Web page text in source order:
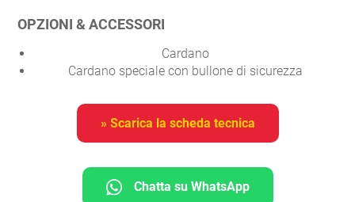
OPZIONI & ACCESSORI
Cardano
Cardano speciale con bullone di sicurezza
» Scarica la scheda tecnica
Chatta su WhatsApp